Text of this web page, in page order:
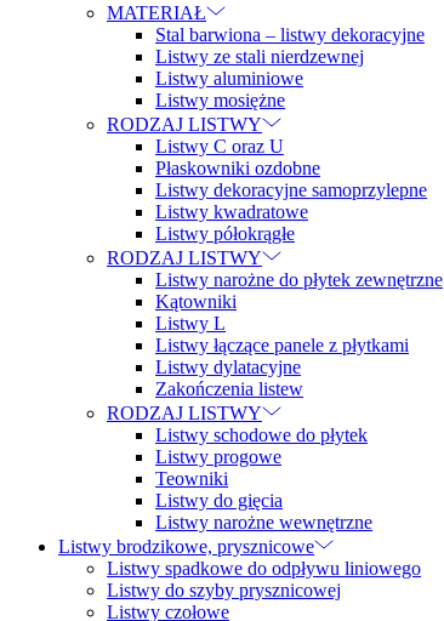
MATERIAŁ
Stal barwiona – listwy dekoracyjne
Listwy ze stali nierdzewnej
Listwy aluminiowe
Listwy mosiężne
RODZAJ LISTWY
Listwy C oraz U
Płaskowniki ozdobne
Listwy dekoracyjne samoprzylepne
Listwy kwadratowe
Listwy półokrągłe
RODZAJ LISTWY
Listwy narożne do płytek zewnętrzne
Kątowniki
Listwy L
Listwy łączące panele z płytkami
Listwy dylatacyjne
Zakończenia listew
RODZAJ LISTWY
Listwy schodowe do płytek
Listwy progowe
Teowniki
Listwy do gięcia
Listwy narożne wewnętrzne
Listwy brodzikowe, prysznicowe
Listwy spadkowe do odpływu liniowego
Listwy do szyby prysznicowej
Listwy czołowe